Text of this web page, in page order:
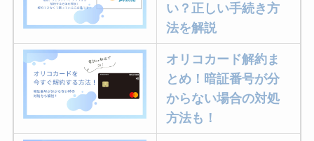
い？正しい手続き方
法を解説
オリコカード解約ま
とめ！暗証番号が分
からない場合の対処
方法も！